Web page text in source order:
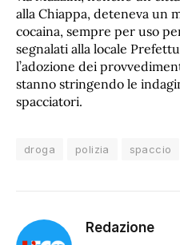
alla Chiappa, deteneva un
cocaina, sempre per uso
segnalati alla locale
l’adozione dei
stanno stringendo le
spacciatori.
droga polizia spaccio
Redazione